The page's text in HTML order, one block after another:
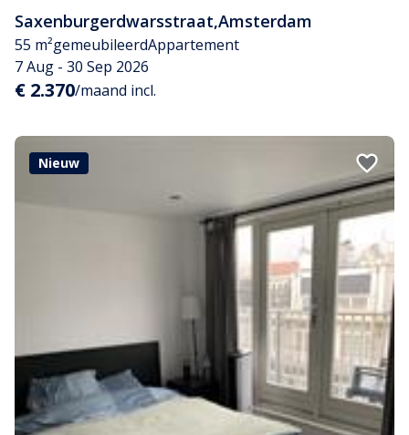
Saxenburgerdwarsstraat,Amsterdam
55 m²gemeubileerdAppartement
7 Aug - 30 Sep 2026
€ 2.370/maand incl.
Nieuw